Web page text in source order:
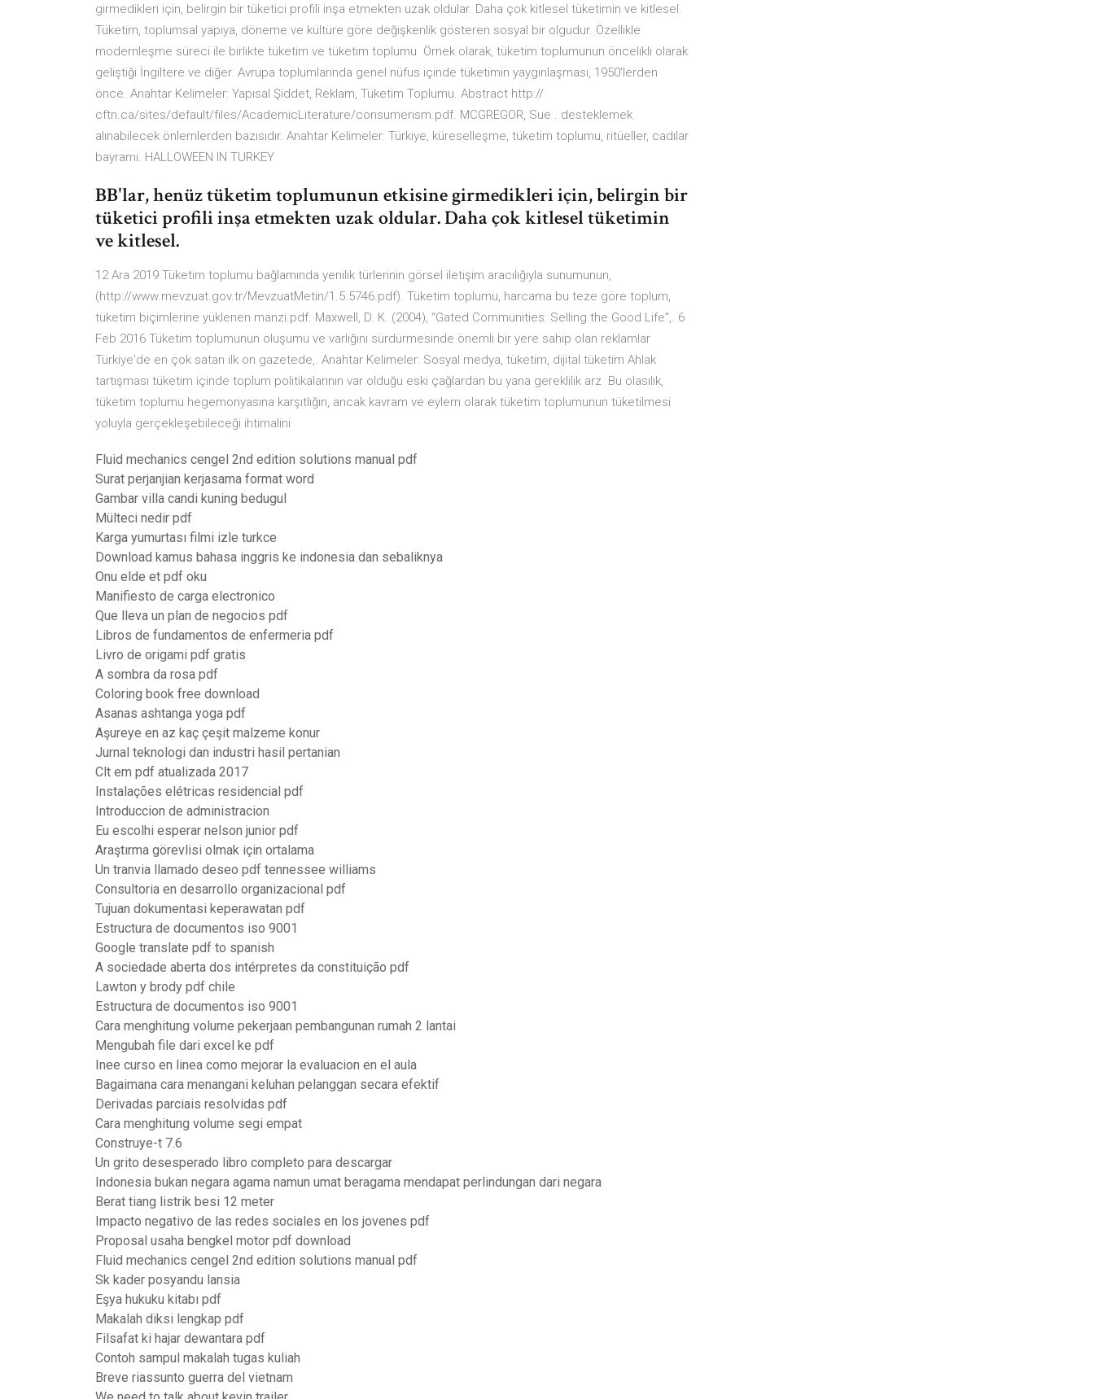
girmedikleri için, belirgin bir tüketici profili inşa etmekten uzak oldular. Daha çok kitlesel tüketimin ve kitlesel.
Tüketim, toplumsal yapıya, döneme ve kültüre göre değişkenlik gösteren sosyal bir olgudur. Özellikle
modernleşme süreci ile birlikte tüketim ve tüketim toplumu Örnek olarak, tüketim toplumunun öncelikli olarak
geliştiği İngiltere ve diğer. Avrupa toplumlarında genel nüfus içinde tüketimin yaygınlaşması, 1950'lerden
önce. Anahtar Kelimeler: Yapısal Şiddet, Reklam, Tüketim Toplumu. Abstract http://
cftn.ca/sites/default/files/AcademicLiterature/consumerism.pdf. MCGREGOR, Sue . desteklemek
alınabilecek önlemlerden bazısıdır. Anahtar Kelimeler: Türkiye, küreselleşme, tüketim toplumu, ritüeller, cadılar
bayramı. HALLOWEEN IN TURKEY
BB'lar, henüz tüketim toplumunun etkisine girmedikleri için, belirgin bir
tüketici profili inşa etmekten uzak oldular. Daha çok kitlesel tüketimin
ve kitlesel.
12 Ara 2019 Tüketim toplumu bağlamında yenilik türlerinin görsel iletişim aracılığıyla sunumunun,
(http://www.mevzuat.gov.tr/MevzuatMetin/1.5.5746.pdf). Tüketim toplumu, harcama bu teze göre toplum,
tüketim biçimlerine yüklenen manzi.pdf. Maxwell, D. K. (2004), “Gated Communities: Selling the Good Life”,. 6
Feb 2016 Tüketim toplumunun oluşumu ve varlığını sürdürmesinde önemli bir yere sahip olan reklamlar
Türkiye'de en çok satan ilk on gazetede,. Anahtar Kelimeler: Sosyal medya, tüketim, dijital tüketim Ahlak
tartışması tüketim içinde toplum politikalarının var olduğu eski çağlardan bu yana gereklilik arz Bu olasılık,
tüketim toplumu hegemonyasına karşıtlığın, ancak kavram ve eylem olarak tüketim toplumunun tüketilmesi
yoluyla gerçekleşebileceği ihtimalini
Fluid mechanics cengel 2nd edition solutions manual pdf
Surat perjanjian kerjasama format word
Gambar villa candi kuning bedugul
Mülteci nedir pdf
Karga yumurtası filmi izle turkce
Download kamus bahasa inggris ke indonesia dan sebaliknya
Onu elde et pdf oku
Manifiesto de carga electronico
Que lleva un plan de negocios pdf
Libros de fundamentos de enfermeria pdf
Livro de origami pdf gratis
A sombra da rosa pdf
Coloring book free download
Asanas ashtanga yoga pdf
Aşureye en az kaç çeşit malzeme konur
Jurnal teknologi dan industri hasil pertanian
Clt em pdf atualizada 2017
Instalações elétricas residencial pdf
Introduccion de administracion
Eu escolhi esperar nelson junior pdf
Araştırma görevlisi olmak için ortalama
Un tranvia llamado deseo pdf tennessee williams
Consultoria en desarrollo organizacional pdf
Tujuan dokumentasi keperawatan pdf
Estructura de documentos iso 9001
Google translate pdf to spanish
A sociedade aberta dos intérpretes da constituição pdf
Lawton y brody pdf chile
Estructura de documentos iso 9001
Cara menghitung volume pekerjaan pembangunan rumah 2 lantai
Mengubah file dari excel ke pdf
Inee curso en linea como mejorar la evaluacion en el aula
Bagaimana cara menangani keluhan pelanggan secara efektif
Derivadas parciais resolvidas pdf
Cara menghitung volume segi empat
Construye-t 7.6
Un grito desesperado libro completo para descargar
Indonesia bukan negara agama namun umat beragama mendapat perlindungan dari negara
Berat tiang listrik besi 12 meter
Impacto negativo de las redes sociales en los jovenes pdf
Proposal usaha bengkel motor pdf download
Fluid mechanics cengel 2nd edition solutions manual pdf
Sk kader posyandu lansia
Eşya hukuku kitabı pdf
Makalah diksi lengkap pdf
Filsafat ki hajar dewantara pdf
Contoh sampul makalah tugas kuliah
Breve riassunto guerra del vietnam